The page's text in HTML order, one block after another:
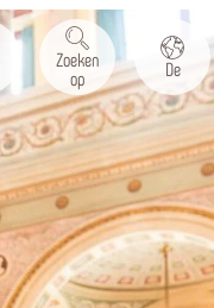
Zoeken
op
De